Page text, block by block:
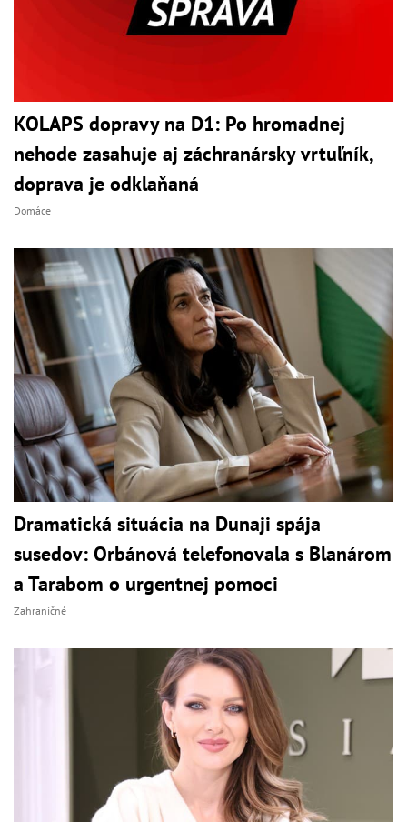
KOLAPS dopravy na D1: Po hromadnej
nehode zasahuje aj záchranársky vrtuľník,
doprava je odklaňaná
Domáce
Dramatická situácia na Dunaji spája
susedov: Orbánová telefonovala s Blanárom
a Tarabom o urgentnej pomoci
Zahraničné